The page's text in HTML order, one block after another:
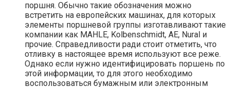
поршня. Обычно такие обозначения можно
встретить на европейских машинах, для которых
элементы поршневой группы изготавливают такие
компании как MAHLE, Kolbenschmidt, AE, Nural и
прочие. Справедливости ради стоит отметить, что
отливку в настоящее время используют все реже.
Однако если нужно идентифицировать поршень по
этой информации, то для этого необходимо
воспользоваться бумажным или электронным